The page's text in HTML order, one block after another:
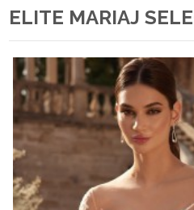
ELITE MARIAJ